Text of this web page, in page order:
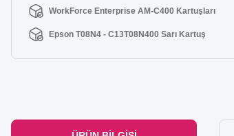
WorkForce Enterprise AM-C400 Kartuşları
Epson T08N4 - C13T08N400 Sarı Kartuş